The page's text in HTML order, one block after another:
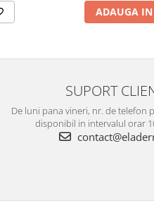
ADAUGA IN
SUPORT
De luni pana vineri, nr. de telefon
disponibil in intervalul orar